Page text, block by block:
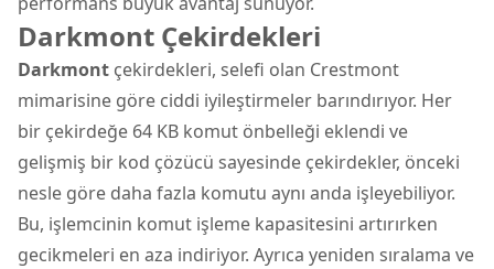
Darkmont Çekirdekleri
Darkmont çekirdekleri, selefi olan Crestmont
mimarisine göre ciddi iyileştirmeler barındırıyor. Her
bir çekirdeğe 64 KB komut önbelleği eklendi ve
gelişmiş bir kod çözücü sayesinde çekirdekler, önceki
nesle göre daha fazla komutu aynı anda işleyebiliyor.
Bu, işlemcinin komut işleme kapasitesini artırırken
gecikmeleri en aza indiriyor. Ayrıca yeniden sıralama ve